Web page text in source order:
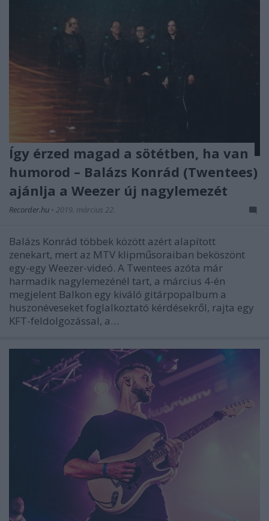
Így érzed magad a sötétben, ha van
humorod – Balázs Konrád (Twentees)
ajánlja a Weezer új nagylemezét
Recorder.hu • 2019. március 22.
Balázs Konrád többek között azért alapított
zenekart, mert az MTV klipműsoraiban beköszönt
egy-egy Weezer-videó. A Twentees azóta már
harmadik nagylemezénél tart, a március 4-én
megjelent Balkon egy kiváló gitárpopalbum a
huszonéveseket foglalkoztató kérdésekről, rajta egy
KFT-feldolgozással, a…